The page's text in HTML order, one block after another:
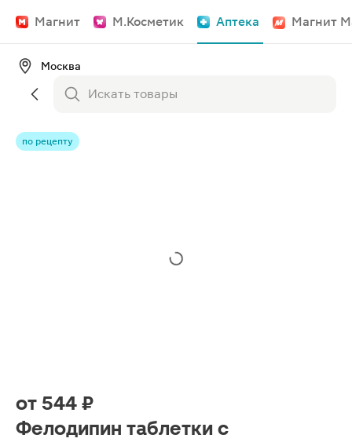
Магнит М.Косметик Аптека Магнит
Москва
по рецепту
от 544 ₽
Фелодипин таблетки с